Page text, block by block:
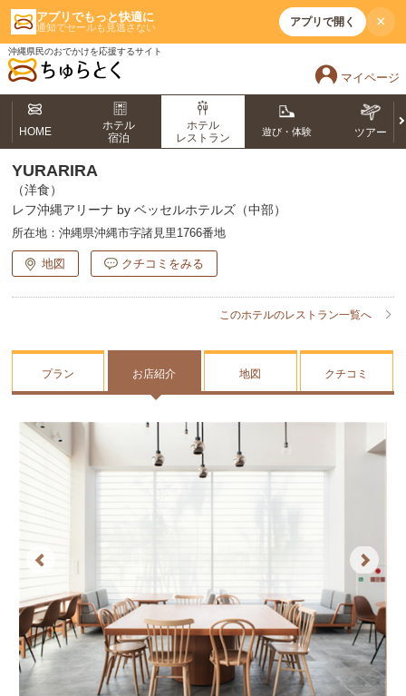
アプリでもっと快適に
通知でセールも見逃さない アプリで開く ×
沖縄県民のおでかけを応援するサイト
マイページ
HOME
ホテル
宿泊
ホテル
レストラン
遊び・体験 ツアー
YURARIRA
（洋食）
レフ沖縄アリーナ by ベッセルホテルズ（中部）
所在地： 沖縄県沖縄市字諸見里1766番地
地図 クチコミをみる
このホテルのレストラン一覧へ
プラン お店紹介 地図 クチコミ
Previous Next